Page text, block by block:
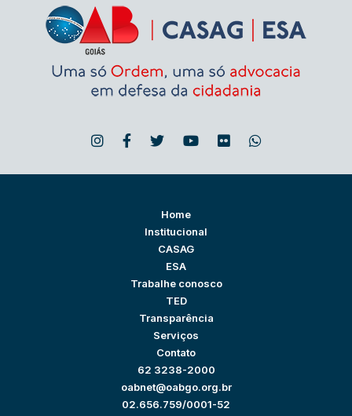
Home
Institucional
CASAG
ESA
Trabalhe conosco
TED
Transparência
Serviços
Contato
62 3238-2000
oabnet@oabgo.org.br
02.656.759/0001-52